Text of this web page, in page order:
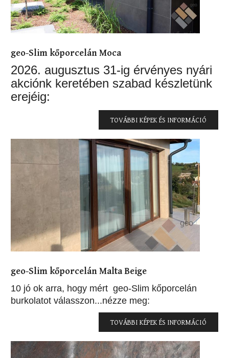
geo-Slim kőporcelán Moca
2026. augusztus 31-ig érvényes nyári
akciónk keretében szabad készletünk
erejéig:
TOVÁBBI KÉPEK ÉS INFORMÁCIÓ
geo-Slim kőporcelán Malta Beige
10 jó ok arra, hogy mért geo-Slim kőporcelán
burkolatot válasszon...nézze meg:
TOVÁBBI KÉPEK ÉS INFORMÁCIÓ